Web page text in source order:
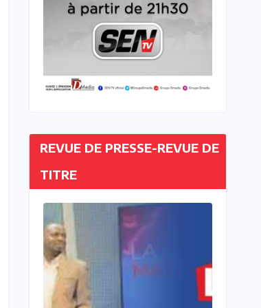
REVUE DE PRESSE-REVUE DE
TITRE